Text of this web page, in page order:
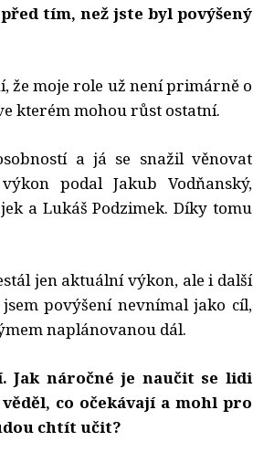
tím, než jste byl povýšený
že moje role už není primárně o
kterém mohou růst ostatní.
a já se snažil věnovat
podal Jakub Vodňanský,
a Lukáš Podzimek. Díky tomu
jen aktuální výkon, ale i další
povýšení nevnímal jako cíl,
naplánovanou dál.
Jak náročné je naučit se lidi
co očekávají a mohl pro
chtít učit?